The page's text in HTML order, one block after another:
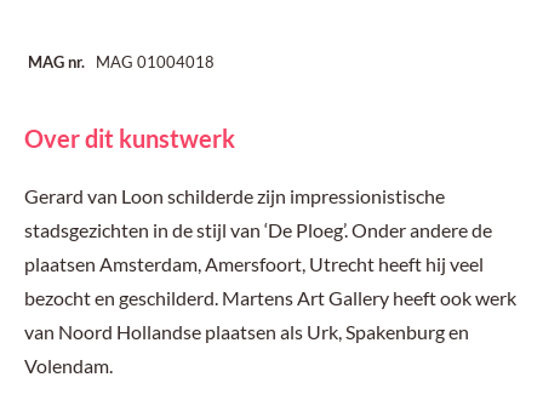
MAG nr. MAG 01004018
Over dit kunstwerk
Gerard van Loon schilderde zijn impressionistische
stadsgezichten in de stijl van ‘De Ploeg’. Onder andere de
plaatsen Amsterdam, Amersfoort, Utrecht heeft hij veel
bezocht en geschilderd. Martens Art Gallery heeft ook werk
van Noord Hollandse plaatsen als Urk, Spakenburg en
Volendam.